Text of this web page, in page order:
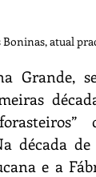
Boninas, atual
Grande,
década
e a